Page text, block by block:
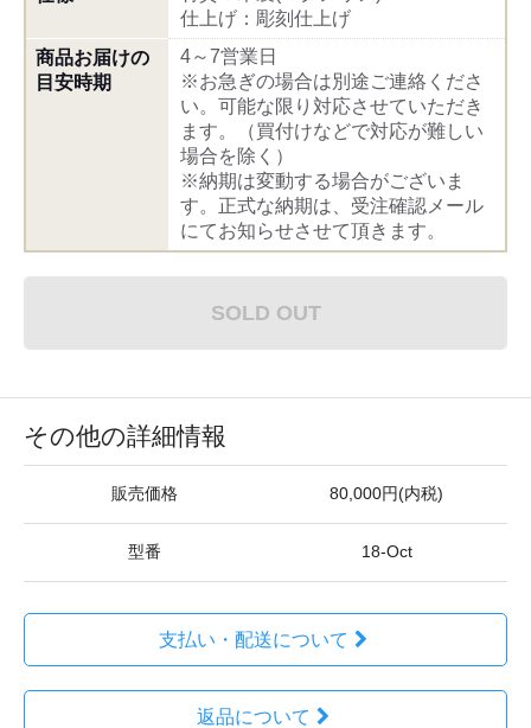
仕上げ：彫刻仕上げ
商品お届けの
目安時期
4～7営業日
※お急ぎの場合は別途ご連絡くださ
い。可能な限り対応させていただき
ます。（買付けなどで対応が難しい
場合を除く）
※納期は変動する場合がございま
す。正式な納期は、受注確認メール
にてお知らせさせて頂きます。
SOLD OUT
その他の詳細情報
販売価格 80,000円(内税)
型番 18-Oct
支払い・配送について
返品について